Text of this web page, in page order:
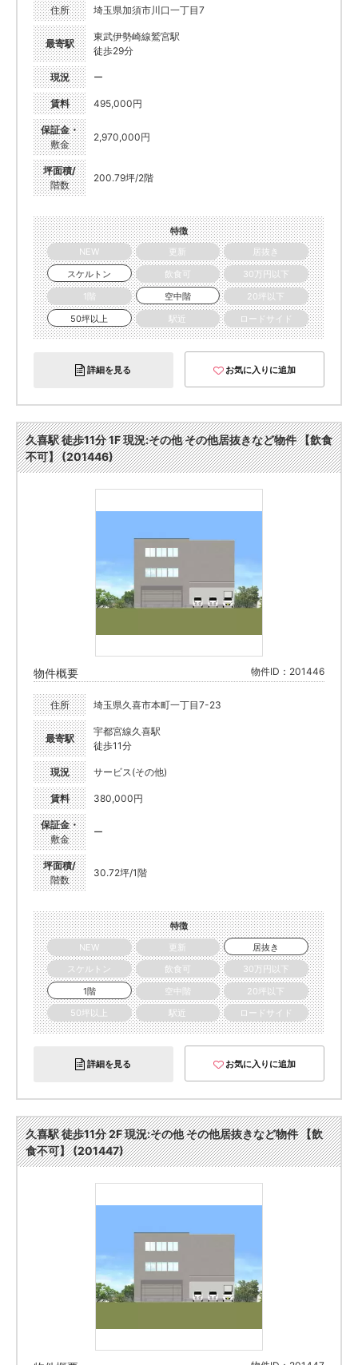
住所 埼玉県加須市川口一丁目7
最寄駅
東武伊勢崎線鷲宮駅
徒歩29分
現況 ー
賃料 495,000円
保証金・
敷金
2,970,000円
坪面積/
階数
200.79坪/2階
特徴
NEW
更新
居抜き
スケルトン
飲食可
30万円以下
1階
空中階
20坪以下
50坪以上
駅近 ロードサイド
詳細を見る お気に入りに追加
久喜駅 徒歩11分 1F 現況:その他 その他居抜きなど物件 【飲食
不可】 (201446)
物件概要 物件ID：201446
住所 埼玉県久喜市本町一丁目7-23
最寄駅
宇都宮線久喜駅
徒歩11分
現況 サービス(その他)
賃料 380,000円
保証金・
敷金
ー
坪面積/
階数
30.72坪/1階
特徴
NEW
更新
居抜き
スケルトン
飲食可
30万円以下
1階
空中階
20坪以下
50坪以上
駅近 ロードサイド
詳細を見る お気に入りに追加
久喜駅 徒歩11分 2F 現況:その他 その他居抜きなど物件 【飲
食不可】 (201447)